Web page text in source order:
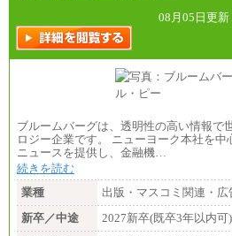
08月05日更
ブルームバーグは、透明性の高い情報で
ロジー企業です。 ニューヨーク本社を
ニュースを提供し、金融機…
続きを読む
業種
出版・マスコミ関連・
新卒／中途
2027新卒(既卒3年以内可